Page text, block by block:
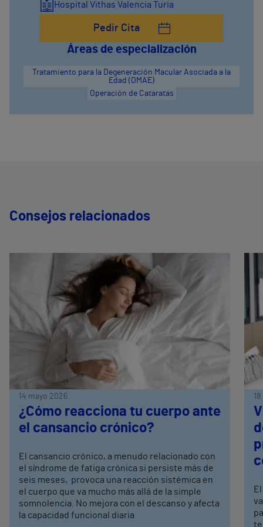
Hospital Vithas Valencia Turia
Pedir Cita
Áreas de especialización
Operación de Cataratas
Tratamiento para la Degeneración Macular Asociada a la
Edad (DMAE)
Consejos relacionados
14 mayo 2026
¿Cómo reacciona tu cuerpo ante
el cansancio crónico?
El cansancio crónico, a menudo relacionado con
el síndrome de fatiga crónica si persiste más de
seis meses, provoca una reacción sistémica en
el cuerpo que va mucho más allá de la simple
somnolencia. No mejora con el descanso y afecta
la capacidad funcional diaria